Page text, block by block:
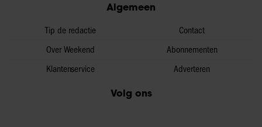
Algemeen
Tip de redactie
Over Weekend
Klantenservice
Contact
Abonnementen
Adverteren
Volg ons